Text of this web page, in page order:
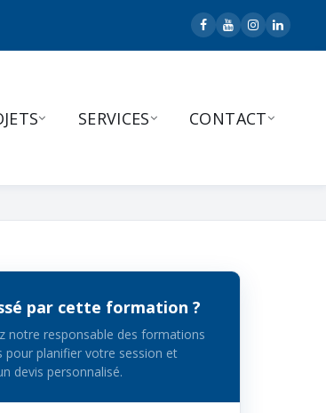
SERVICES CONTACT
par cette formation ?
notre responsable des formations
pour planifier votre session et
devis personnalisé.